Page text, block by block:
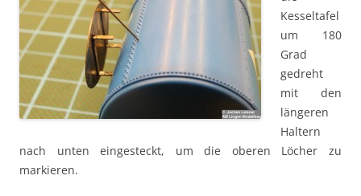
Kesseltafel
um 180
Grad
gedreht
mit den
längeren
Haltern
nach unten eingesteckt, um die oberen Löcher zu
markieren.